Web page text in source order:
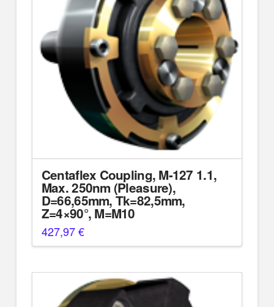
Centaflex Coupling, M-127 1.1,
Max. 250nm (Pleasure),
D=66,65mm, Tk=82,5mm,
Z=4×90°, M=M10
427,97€